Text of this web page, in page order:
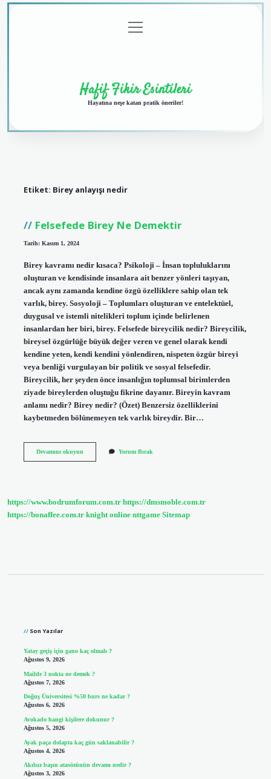
menüyü
aç
Hafif Fikir Esintileri
Hayatına neşe katan pratik öneriler!
Etiket: Birey anlayışı nedir
Felsefede Birey Ne Demektir
Tarih: Kasım 1, 2024
Birey kavramı nedir kısaca? Psikoloji – İnsan topluluklarını
oluşturan ve kendisinde insanlara ait benzer yönleri taşıyan,
ancak aynı zamanda kendine özgü özelliklere sahip olan tek
varlık, birey. Sosyoloji – Toplumları oluşturan ve entelektüel,
duygusal ve istemli nitelikleri toplum içinde belirlenen
insanlardan her biri, birey. Felsefede bireycilik nedir? Bireycilik,
bireysel özgürlüğe büyük değer veren ve genel olarak kendi
kendine yeten, kendi kendini yönlendiren, nispeten özgür bireyi
veya benliği vurgulayan bir politik ve sosyal felsefedir.
Bireycilik, her şeyden önce insanlığın toplumsal birimlerden
ziyade bireylerden oluştuğu fikrine dayanır. Bireyin kavram
anlamı nedir? Birey nedir? (Özet) Benzersiz özelliklerini
kaybetmeden bölünemeyen tek varlık bireydir. Bir…
Devamını okuyunFelsefede
Yorum Bırak
https://www.bodrumforum.com.tr https://dmsmoble.com.tr
https://bonaffee.com.tr knight online nttgame Sitemap
Son Yazılar
Yatay geçiş için gano kaç olmalı ?
Ağustos 9, 2026
Mailde 3 nokta ne demek ?
Ağustos 7, 2026
Doğuş Üniversitesi %50 burs ne kadar ?
Ağustos 6, 2026
Avokado hangi kişilere dokunur ?
Ağustos 5, 2026
Ayak paça dolapta kaç gün saklanabilir ?
Ağustos 4, 2026
Akılsız başın atasözünün devamı nedir ?
Ağustos 3, 2026